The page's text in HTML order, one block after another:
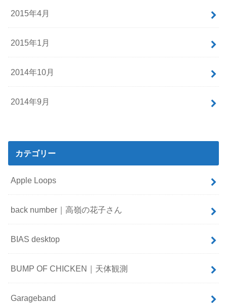
2015年4月
2015年1月
2014年10月
2014年9月
カテゴリー
Apple Loops
back number｜高嶺の花子さん
BIAS desktop
BUMP OF CHICKEN｜天体観測
Garageband